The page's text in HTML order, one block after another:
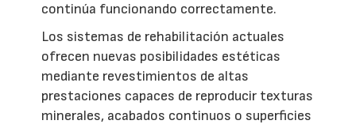
continúa funcionando correctamente.
Los sistemas de rehabilitación actuales
ofrecen nuevas posibilidades estéticas
mediante revestimientos de altas
prestaciones capaces de reproducir texturas
minerales, acabados continuos o superficies